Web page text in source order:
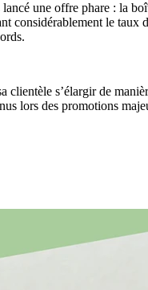
une offre phare : la
considérablement le taux
clientèle s’élargir de
lors des promotions